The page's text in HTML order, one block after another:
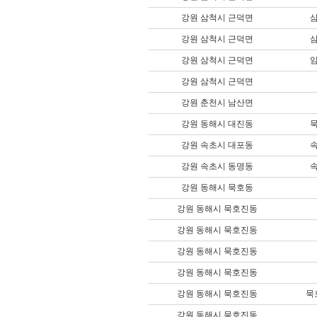
강원 삼척시 근덕면
강원 삼척시 근덕면
강원 삼척시 근덕면
강원 삼척시 근덕면
강원 춘천시 남산면
강원 동해시 대진동
강원 속초시 대포동
강원 속초시 동명동
강원 동해시 묵호동
강원 동해시 묵호진동
강원 동해시 묵호진동
강원 동해시 묵호진동
강원 동해시 묵호진동
강원 동해시 묵호진동 묵
강원 동해시 묵호진동